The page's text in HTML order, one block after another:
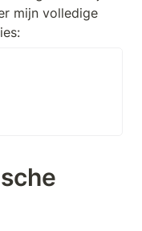
mijn volledige